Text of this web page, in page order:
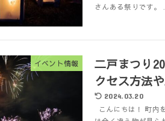
さんある祭りです。 ...
イベント情報
二戸まつり
クセス方法
2024.03.20
こんにちは！ 町内